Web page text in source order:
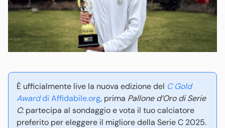
È ufficialmente live la nuova edizione del C Gold
Awarddi Affidabile.org, prima Pallone d’Oro di Serie
C: partecipa al sondaggio e vota il tuo calciatore
preferito per eleggere il migliore della Serie C 2025.